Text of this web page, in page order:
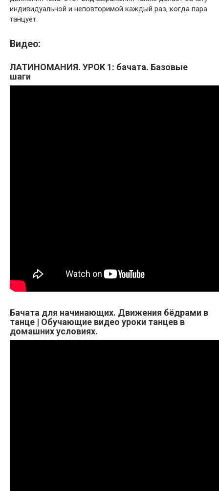
индивидуальной и неповторимой каждый раз, когда пара
танцует.
Видео:
ЛАТИНОМАНИЯ. УРОК 1: бачата. Базовые
шаги
Бачата для начинающих. Движения бёдрами в
танце | Обучающие видео уроки танцев в
домашних условиях.